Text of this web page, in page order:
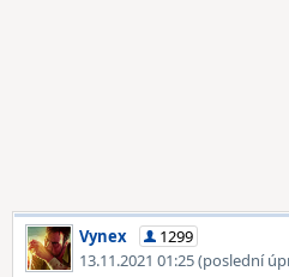
Vynex
1299
13.11.2021 01:25 (poslední